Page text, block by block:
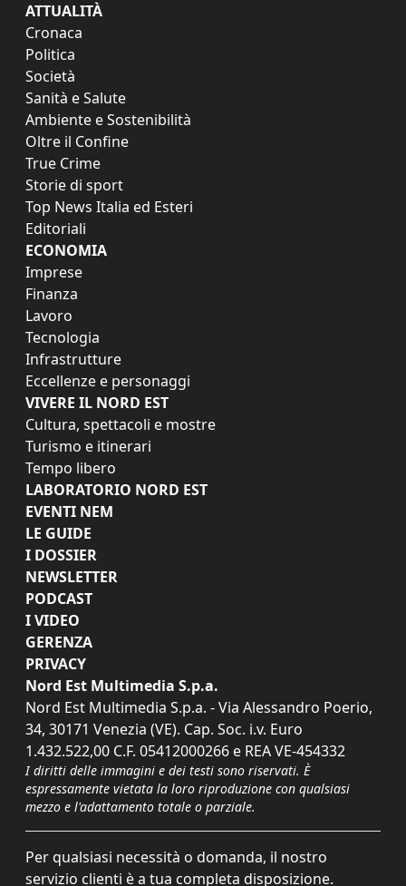
ATTUALITÀ
Cronaca
Politica
Società
Sanità e Salute
Ambiente e Sostenibilità
Oltre il Confine
True Crime
Storie di sport
Top News Italia ed Esteri
Editoriali
ECONOMIA
Imprese
Finanza
Lavoro
Tecnologia
Infrastrutture
Eccellenze e personaggi
VIVERE IL NORD EST
Cultura, spettacoli e mostre
Turismo e itinerari
Tempo libero
LABORATORIO NORD EST
EVENTI NEM
LE GUIDE
I DOSSIER
NEWSLETTER
PODCAST
I VIDEO
GERENZA
PRIVACY
Nord Est Multimedia S.p.a.
Nord Est Multimedia S.p.a. - Via Alessandro Poerio,
34, 30171 Venezia (VE). Cap. Soc. i.v. Euro
1.432.522,00 C.F. 05412000266 e REA VE-454332
I diritti delle immagini e dei testi sono riservati. È
espressamente vietata la loro riproduzione con qualsiasi
mezzo e l'adattamento totale o parziale.
Per qualsiasi necessità o domanda, il nostro
servizio clienti è a tua completa disposizione.